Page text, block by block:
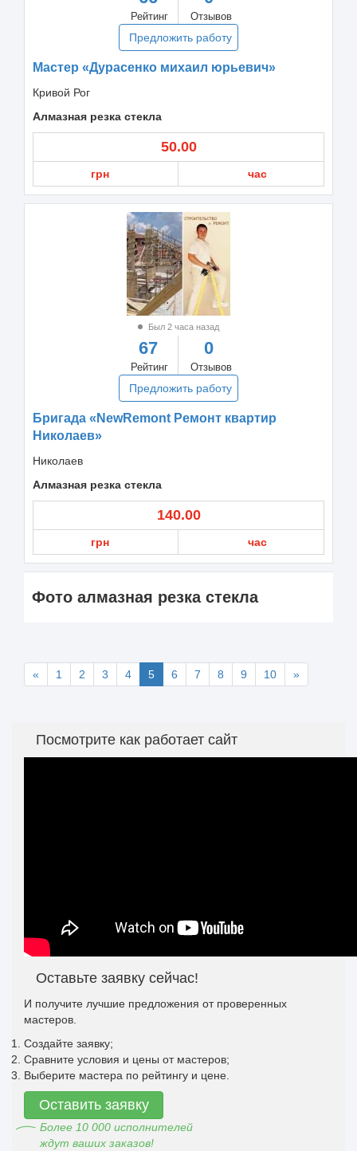
Рейтинг Отзывов
Предложить работу
Мастер «Дурасенко михаил юрьевич»
Кривой Рог
Алмазная резка стекла
50.00
грн час
Был 2 часа назад
67
Рейтинг
0
Отзывов
Предложить работу
Бригада «NewRemont Ремонт квартир
Николаев»
Николаев
Алмазная резка стекла
140.00
грн час
Фото алмазная резка стекла
« 1 2 3 4 5 6 7 8 9 10 »
Посмотрите как работает сайт
Оставьте заявку сейчас!
И получите лучшие предложения от проверенных
мастеров.
Создайте заявку;
Сравните условия и цены от мастеров;
Выберите мастера по рейтингу и цене.
Оставить заявку
Более 10 000 исполнителей
ждут ваших заказов!